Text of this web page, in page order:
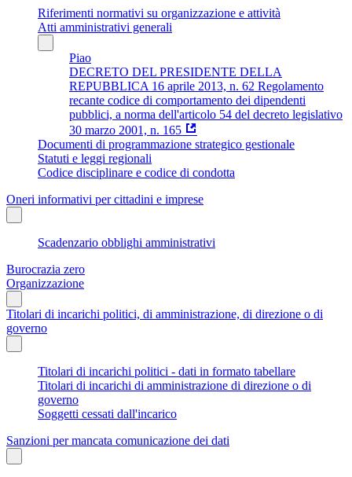
Riferimenti normativi su organizzazione e attività
Atti amministrativi generali
Piao
DECRETO DEL PRESIDENTE DELLA
REPUBBLICA 16 aprile 2013, n. 62 Regolamento
recante codice di comportamento dei dipendenti
pubblici, a norma dell'articolo 54 del decreto legislativo
30 marzo 2001, n. 165
Documenti di programmazione strategico gestionale
Statuti e leggi regionali
Codice disciplinare e codice di condotta
Oneri informativi per cittadini e imprese
Scadenzario obblighi amministrativi
Burocrazia zero
Organizzazione
Titolari di incarichi politici, di amministrazione, di direzione o di
governo
Titolari di incarichi politici - dati in formato tabellare
Titolari di incarichi di amministrazione di direzione o di
governo
Soggetti cessati dall'incarico
Sanzioni per mancata comunicazione dei dati